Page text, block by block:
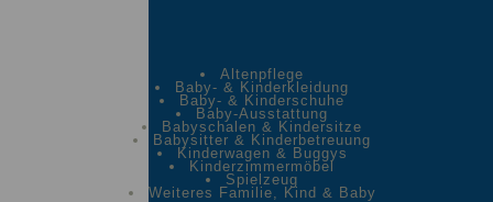
Altenpflege
Baby- & Kinderkleidung
Baby- & Kinderschuhe
Baby-Ausstattung
Babyschalen & Kindersitze
Babysitter & Kinderbetreuung
Kinderwagen & Buggys
Kinderzimmermöbel
Spielzeug
Weiteres Familie, Kind & Baby